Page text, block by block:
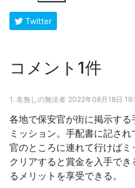
Twitter
コメント1件
1. 名無しの無法者 2022年08月18日
各地で保安官が街に掲示す
ミッション。手配書に記さ
官のところに連れて行けば
クリアすると賞金を入手で
るメリットを享受できる。